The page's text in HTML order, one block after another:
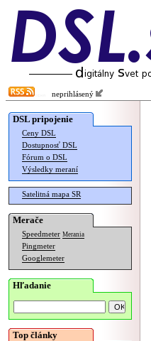
neprihlásený
DSL pripojenie
Ceny DSL
Dostupnosť DSL
Fórum o DSL
Výsledky meraní
Satelitná mapa SR
Merače
Speedmeter Merania
Pingmeter
Googlemeter
Hľadanie
Top články